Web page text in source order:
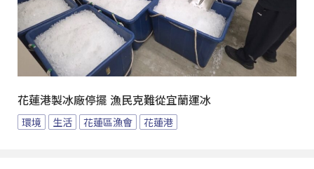
花蓮港製冰廠停擺 漁民克難從宜蘭運冰
環境 生活 花蓮區漁會 花蓮港